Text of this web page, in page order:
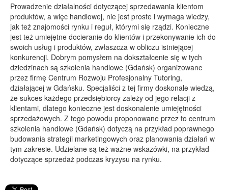
Art. Dla Zwierząt
Ogród, Rośliny
Chemia
Art. Spożywcze
Materiały Eksploatacyjne
Inne Sklepy
PRZYRZĄDY
Maszyny
Narzędzia
Przemysł Metalowy
Transport
Prowadzenie działalności dotyczącej sprzedawania klientom
produktów, a więc handlowej, nie jest proste i wymaga wiedzy,
jak też znajomości rynku i reguł, którymi się rządzi. Konieczne
jest też umiejętne docieranie do klientów i przekonywanie ich do
swoich usług i produktów, zwłaszcza w obliczu istniejącej
konkurencji. Dobrym pomysłem na dokształcenie się w tych
dziedzinach są szkolenia handlowe (Gdańsk) organizowane
przez firmę Centrum Rozwoju Profesjonalny Tutoring,
działającej w Gdańsku. Specjaliści z tej firmy doskonale wiedzą,
że sukces każdego przedsiębiorcy zależy od jego relacji z
klientami, dlatego konieczne jest doskonalenie umiejętności
sprzedażowych. Z tego powodu proponowane przez to centrum
szkolenia handlowe (Gdańsk) dotyczą na przykład poprawnego
budowania strategii marketingowych oraz planowania działań w
tym zakresie. Udzielane są też ważne wskazówki, na przykład
dotyczące sprzedaż podczas kryzysu na rynku.